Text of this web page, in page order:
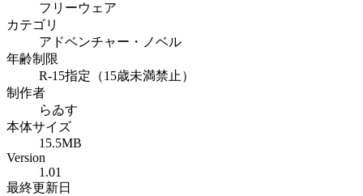
フリーウェア
カテゴリ
アドベンチャー・ノベル
年齢制限
R-15指定（15歳未満禁止）
制作者
らゐす
本体サイズ
15.5MB
Version
1.01
最終更新日